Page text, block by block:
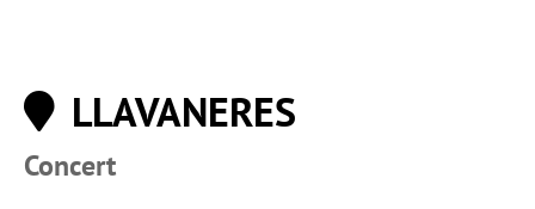
LLAVANERES
Concert